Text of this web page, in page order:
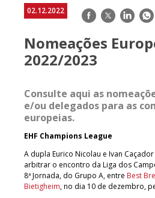
02.12.2022 Facebook
TwitterLinkedIn
Nomeações
2022/2023
Consulte aqui as
e/ou delegados para as
europeias.
EHF Champions League
A dupla Eurico Nicolau e Ivan
arbitrar o encontro da Liga dos
8ª Jornada, do Grupo A, entre Best
Bietigheim, no dia 10 de dezembro,